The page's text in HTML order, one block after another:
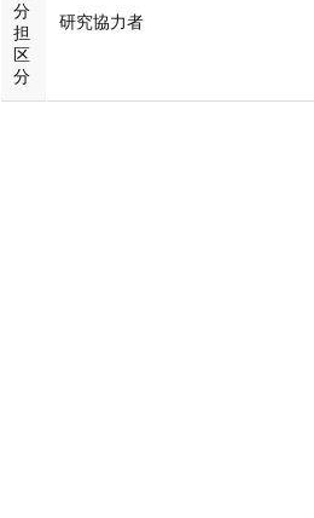
分
担
区
分
研究協力者